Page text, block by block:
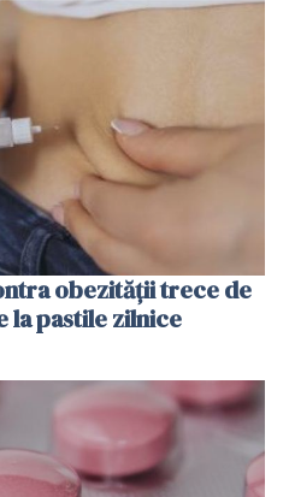
obezității trece de
la pastile zilnice